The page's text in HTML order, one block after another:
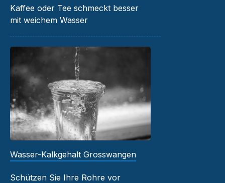
Kaffee oder Tee schmeckt besser
mit weichem Wasser
Wasser-Kalkgehalt Grosswangen
Schützen Sie Ihre Rohre vor